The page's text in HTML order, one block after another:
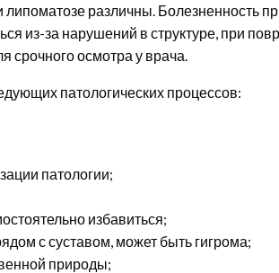
различны. Болезненность
из-за нарушений в структуре, при
срочного осмотра у врача.
патологических процессов:
патологии;
избавиться;
с суставом, может быть гигрома;
природы;